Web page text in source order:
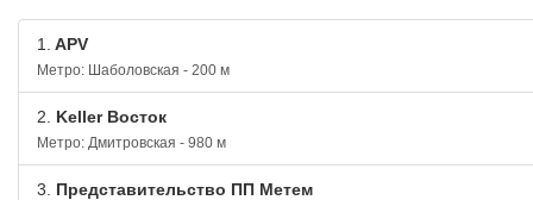
1. APV
Метро: Шаболовская - 200 м
2. Keller Восток
Метро: Дмитровская - 980 м
3. Представительство ПП Метем